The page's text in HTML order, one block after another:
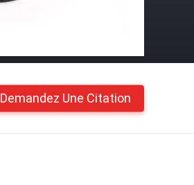
Demandez Une Citation